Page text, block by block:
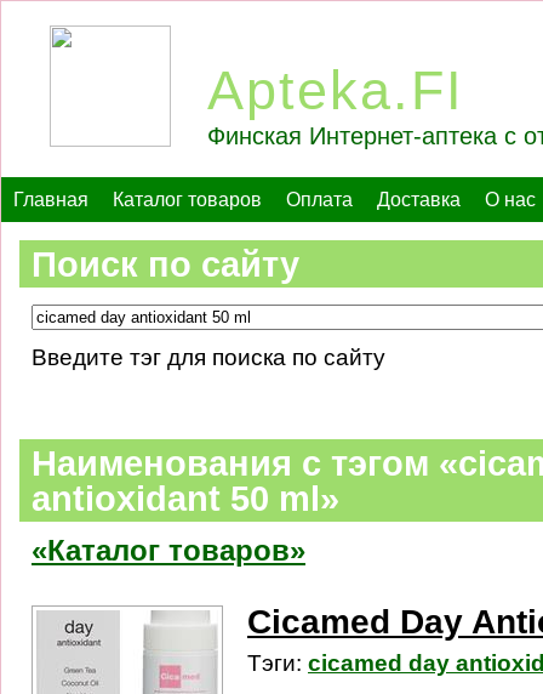
Apteka.FI
Финская Интернет-аптека с
Главная Каталог товаров Оплата Доставка О нас
Поиск по сайту
Введите тэг для поиска по сайту
Наименования c тэгом
antioxidant 50 ml»
«Каталог товаров»
Cicamed Day
Тэги: cicamed day